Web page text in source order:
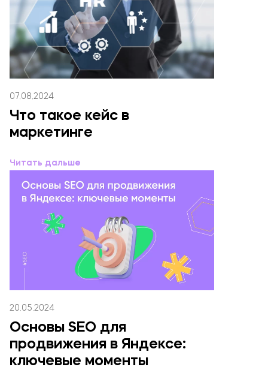
07.08.2024
Что такое кейс в
маркетинге
Читать дальше
20.05.2024
Основы SEO для
продвижения в Яндексе:
ключевые моменты